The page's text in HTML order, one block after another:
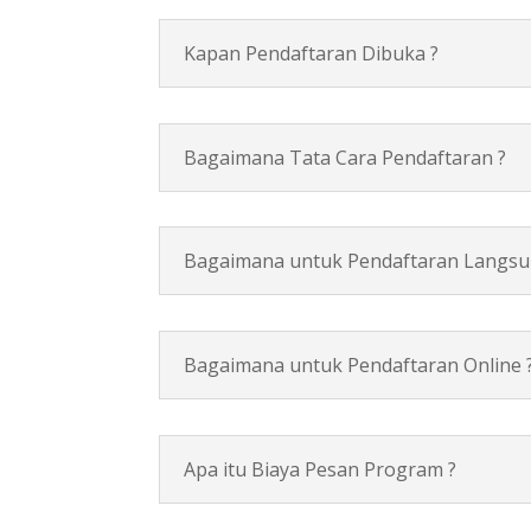
Kapan Pendaftaran Dibuka ?
Bagaimana Tata Cara Pendaftaran ?
Bagaimana untuk Pendaftaran
Bagaimana untuk Pendaftaran Online
Apa itu Biaya Pesan Program ?